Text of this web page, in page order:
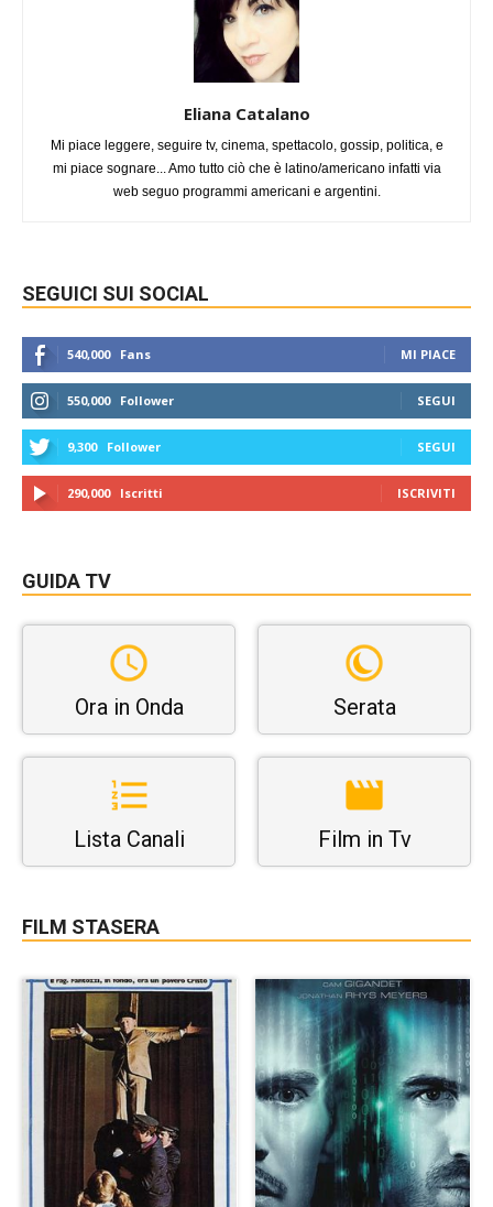
Eliana Catalano
Mi piace leggere, seguire tv, cinema, spettacolo, gossip, politica, e
mi piace sognare... Amo tutto ciò che è latino/americano infatti via
web seguo programmi americani e argentini.
SEGUICI SUI SOCIAL
540,000 Fans MI PIACE
550,000 Follower SEGUI
9,300 Follower SEGUI
290,000 Iscritti ISCRIVITI
GUIDA TV
Ora in Onda Serata
Lista Canali Film in Tv
FILM STASERA